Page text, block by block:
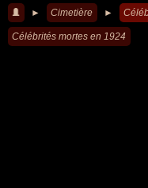
► Cimetière ►
Célébrités mortes en 1924